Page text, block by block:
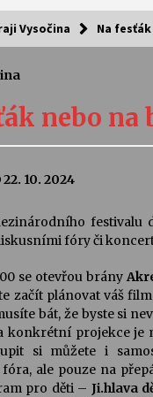
kulturou?
Camerata a Sukuba
4. 8. 2026
Pozvánka na integrační
Quijotova šedesátka: 28.
28. 7. 2026
Miller
22. 7. 2026
Za kulturou kousek za
Želivě ožije odkaz
13. 7. 2026
Vysočina Na
nebo na
22. 10. 2024
festivalu
fóry či
se otevřou brány
začít plánovat váš
bát, že byste si
konkrétní projekce je
si můžete i
ale pouze na
pro děti – Ji.hlava